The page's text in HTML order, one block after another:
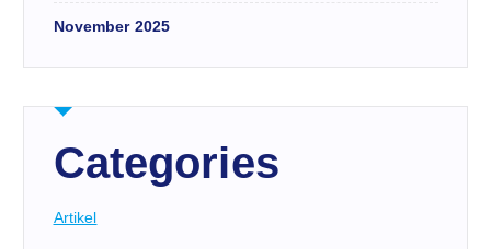
November 2025
Categories
Artikel